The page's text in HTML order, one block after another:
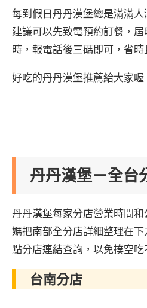
每到假日丹丹漢堡總是滿滿人
建議可以先致電預約訂餐，
時，報電話後三碼即可，省時
好吃的丹丹漢堡推薦給大家喔
丹丹漢堡－全台
丹丹漢堡每家分店營業時間
媽把南部全分店詳細整理在
點分店連結查詢，以免撲空吃
台南分店